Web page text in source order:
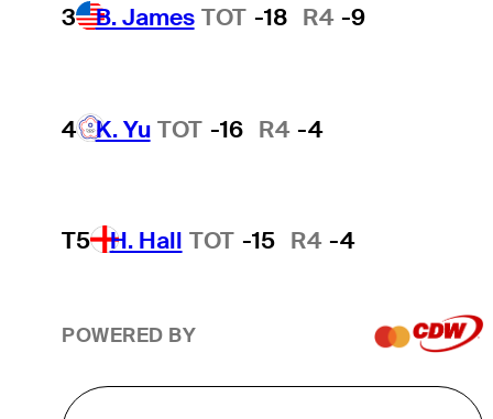
3 B. James TOT -18 R4 -9
4 K. Yu TOT -16 R4 -4
T5 H. Hall TOT -15 R4 -4
POWERED BY